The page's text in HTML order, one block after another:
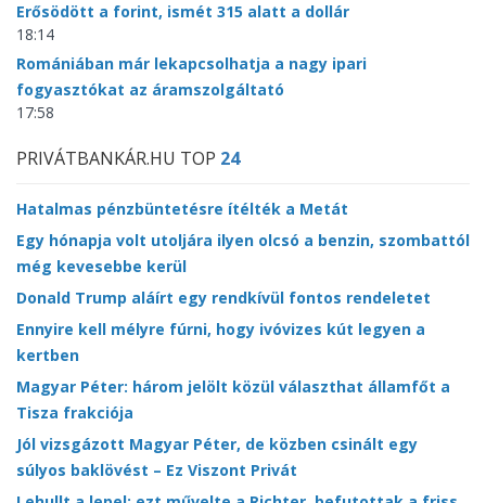
Erősödött a forint, ismét 315 alatt a dollár
18:14
Romániában már lekapcsolhatja a nagy ipari
fogyasztókat az áramszolgáltató
17:58
PRIVÁTBANKÁR.HU TOP 24
Hatalmas pénzbüntetésre ítélték a Metát
Egy hónapja volt utoljára ilyen olcsó a benzin, szombattól
még kevesebbe kerül
Donald Trump aláírt egy rendkívül fontos rendeletet
Ennyire kell mélyre fúrni, hogy ivóvizes kút legyen a
kertben
Magyar Péter: három jelölt közül választhat államfőt a
Tisza frakciója
Jól vizsgázott Magyar Péter, de közben csinált egy
súlyos baklövést – Ez Viszont Privát